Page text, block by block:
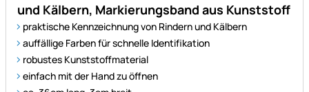
und Kälbern, Markierungsband aus Kunststoff
praktische Kennzeichnung von Rindern und Kälbern
auffällige Farben für schnelle Identifikation
robustes Kunststoffmaterial
einfach mit der Hand zu öffnen